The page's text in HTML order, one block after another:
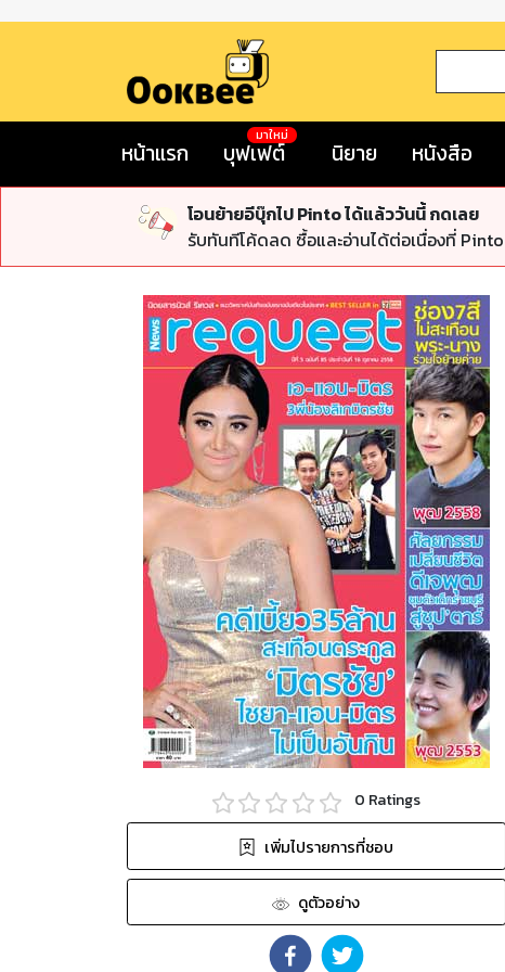
หน้าแรก บุฟเฟต์
มาใหม่
นิยาย หนังสือ
โอนย้ายอีบุ๊กไป Pinto ได้แล้ววันนี้ กดเลย
รับทันทีโค้ดลด ซื้อและอ่านได้ต่อเนื่องที่ Pinto
0 Ratings
เพิ่มไปรายการที่ชอบ
ดูตัวอย่าง